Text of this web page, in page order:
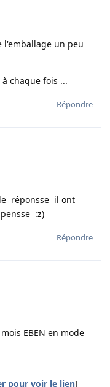
un peu
chaque fois ...
Répondre
réponsse il ont
:z)
Répondre
EBEN en mode
pour voir le lien]